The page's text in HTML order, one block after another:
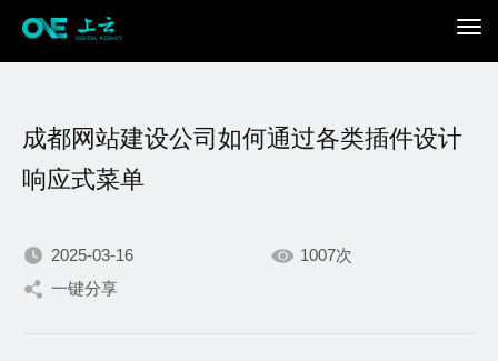
我们不断积累持续专注，
成都网站建设公司如何通过各类插件设计
响应式菜单
2025-03-16
1007次
一键分享